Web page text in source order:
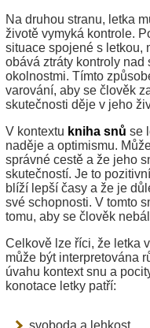
Na druhou stranu, letka
životě vymyká kontrole.
situace spojené s letkou,
obává ztráty kontroly
okolnostmi. Tímto
varování, aby se člověk
skutečnosti děje v jeho
V kontextu kniha snů se
naděje a optimismu.
správné cestě a že jeho
skutečností. Je to
blíží lepší časy a že je
své schopnosti. V tomto
tomu, aby se člověk
Celkově lze říci, že letka
může být interpretována
úvahu kontext snu a
konotace letky patří:
svoboda a lehkost